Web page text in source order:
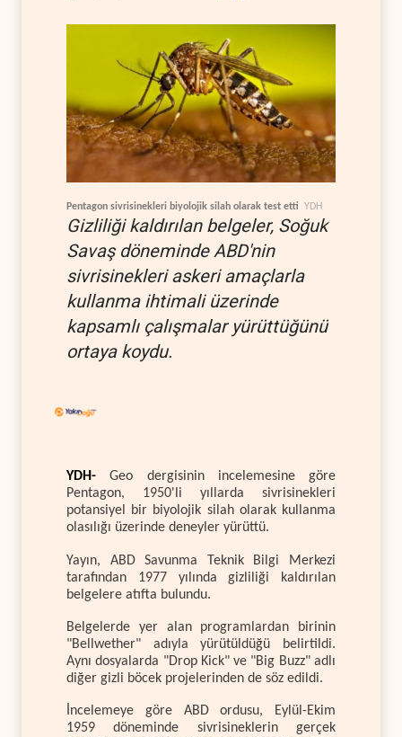
Pentagon sivrisinekleri biyolojik silah olarak test etti YDH
Gizliliği kaldırılan belgeler, Soğuk
Savaş döneminde ABD'nin
sivrisinekleri askeri amaçlarla
kullanma ihtimali üzerinde
kapsamlı çalışmalar yürüttüğünü
ortaya koydu.
YDH- Geo dergisinin incelemesine göre
Pentagon, 1950'li yıllarda sivrisinekleri
potansiyel bir biyolojik silah olarak kullanma
olasılığı üzerinde deneyler yürüttü.
Yayın, ABD Savunma Teknik Bilgi Merkezi
tarafından 1977 yılında gizliliği kaldırılan
belgelere atıfta bulundu.
Belgelerde yer alan programlardan birinin
"Bellwether" adıyla yürütüldüğü belirtildi.
Aynı dosyalarda "Drop Kick" ve "Big Buzz" adlı
diğer gizli böcek projelerinden de söz edildi.
İncelemeye göre ABD ordusu, Eylül-Ekim
1959 döneminde sivrisineklerin gerçek